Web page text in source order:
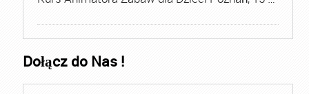
Dołącz do Nas !